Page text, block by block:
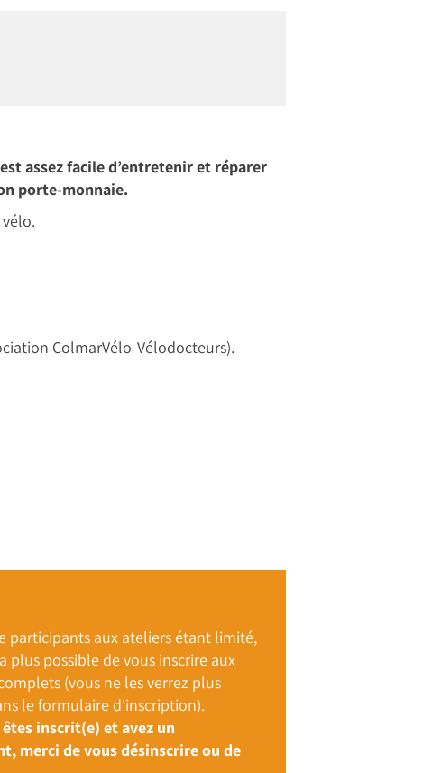
assez facile d’entretenir et réparer
porte-monnaie.
ColmarVélo-Vélodocteurs).
participants aux ateliers étant limité,
plus possible de vous inscrire aux
(vous ne les verrez plus
le formulaire d'inscription).
inscrit(e) et avez un
merci de vous désinscrire ou de